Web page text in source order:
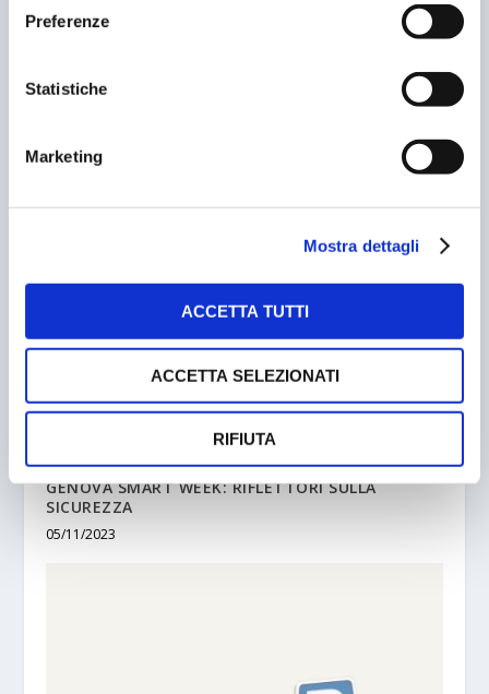
Preferenze
Statistiche
Marketing
Mostra dettagli
ACCETTA TUTTI
ACCETTA SELEZIONATI
RIFIUTA
DESIGNA E I PARCHEGGI DI SIENA
GENOVA SMART WEEK: RIFLETTORI SULLA
SICUREZZA
05/11/2023